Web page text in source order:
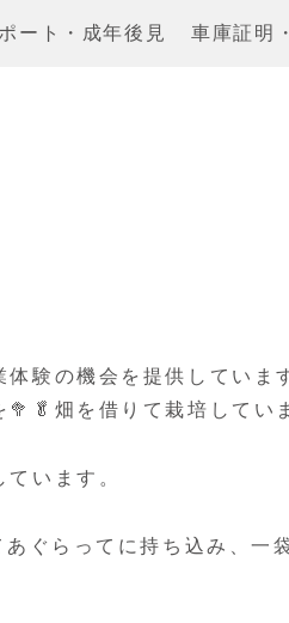
ート・成年後見 車庫証明
験の機会を提供していま
畑を借りて栽培してい
います。
ぐらってに持ち込み、一